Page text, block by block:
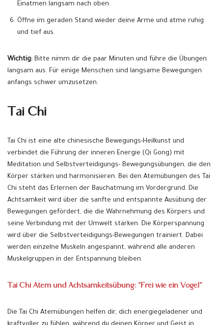
Einatmen langsam nach oben.
Öffne im geraden Stand wieder deine Arme und atme ruhig
und tief aus.
Wichtig: Bitte nimm dir die paar Minuten und führe die Übungen
langsam aus. Für einige Menschen sind langsame Bewegungen
anfangs schwer umzusetzen.
Tai Chi
Tai Chi ist eine alte chinesische Bewegungs-Heilkunst und
verbindet die Führung der inneren Energie (Qi Gong) mit
Meditation und Selbstverteidigungs- Bewegungsübungen, die den
Körper stärken und harmonisieren. Bei den Atemübungen des Tai
Chi steht das Erlernen der Bauchatmung im Vordergrund. Die
Achtsamkeit wird über die sanfte und entspannte Ausübung der
Bewegungen gefördert, die die Wahrnehmung des Körpers und
seine Verbindung mit der Umwelt stärken. Die Körperspannung
wird über die Selbstverteidigungs-Bewegungen trainiert. Dabei
werden einzelne Muskeln angespannt, während alle anderen
Muskelgruppen in der Entspannung bleiben.
Tai Chi Atem und Achtsamkeitsübung: “Frei wie ein Vogel”
Die Tai Chi Atemübungen helfen dir, dich energiegeladener und